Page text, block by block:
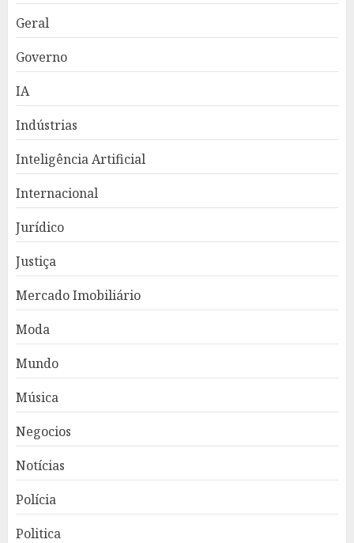
Geral
Governo
IA
Indústrias
Inteligência Artificial
Internacional
Jurídico
Justiça
Mercado Imobiliário
Moda
Mundo
Música
Negocios
Notícias
Polícia
Politica